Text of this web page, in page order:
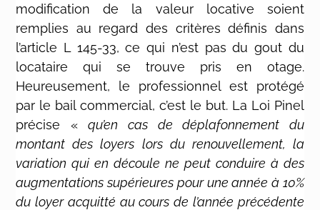
modification de la valeur locative soient
remplies au regard des critères définis dans
l’article L 145-33, ce qui n’est pas du gout du
locataire qui se trouve pris en otage.
Heureusement, le professionnel est protégé
par le bail commercial, c’est le but. La Loi Pinel
précise «qu’en cas de déplafonnement du
montant des loyers lors du renouvellement, la
variation qui en découle ne peut conduire à des
augmentations supérieures pour une année à 10%
du loyer acquitté au cours de l’année précédente